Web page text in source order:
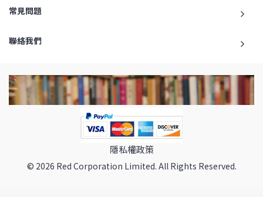
常見問題
聯絡我們
隱私權政策
© 2026 Red Corporation Limited. All Rights Reserved.